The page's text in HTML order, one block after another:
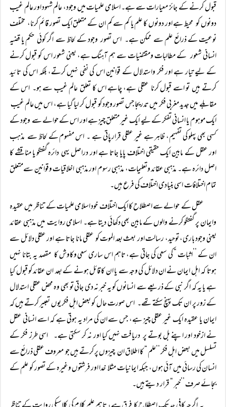
قبول کرنے کے جائز معیارات سے ہے۔ اسلامی علمیات میں وجود، عالم شہود اور عالم غیب
دونوں کو محیط ہے اور دونوں کا علم یا کم سے کم ان کے متعلق ایک تصور قائم کرنا، مختلف
نوعیت کے ذرائع علم سے ممکن ہے۔ اس تصور وجود کے لحاظ سے اگر کوئی حکم یا قضیہ
انسانی شعور کے مطالبات ومقتضیات سے ہم آہنگ ہے، یعنی شعور اس کو قبول کرنے
کے لیے تیار ہے اور فکر واستدلال کے قوانین اس کی نفی نہیں کرتے، بلکہ اس کی تائید
کرتے ہیں تو اسے قبول کرنا عقلی ہے، چاہے اس کا تعلق عالم غیب سے ہو۔ اس کے
مقابلے میں جدید مغربی فکر میں تدریجا جس تصور وجود کو قبول کر لیا گیا ہے، اس میں عالم غیب
ایک موہوم یا انسانی تفکر کے لیے ایک غیر متعلق چیز ہے اور اس کے حوالے سے وجود کے
کسی بھی پہلو کی تفہیم، ظاہر ہے غیر عقلی قرار پاتی ہے ۔ اس مفہوم کے لحاظ سے مذہب
اور عقل کے مابین ایک حقیقی اختلاف پایا جاتا ہے اور دراصل یہی دائرہ گفتگو یا مناقشے کا
اصل دائرہ ہے۔ مذہبی عقائد وتعلیمات، مذہبی رسوم اور مذہبی اخلاقیات وقوانین سےمتعلق
تمام اختلافات اسی بنیادی اختلاف کی فرع ہیں۔
عقل کے حوالے سے اصطلاح کا ایک اختلاف خود اسلامی علمیات کے تناظر میں عقیدہ
وایمان پر گفتگو کرنے والوں کے مابین بھی دکھائی دیتا ہے۔ اسلامی روایت میں مذہبی عقائد
یعنی وجود باری، توحید، رسالت اور بعث بعد الموت کو عقلی مانا جاتا ہے اور عقلی دلائل سے
ان کے ’’اثبات “ کی سعی کی جاتی ہے، تاہم اس ساری سعی وکاوش کا مقصد یہ بتانا نہیں
ہوتا کہ اہل ایمان نے ان دلائل کی وجہ سے یا ان کا قائل ہونے کے بعد ان عقائد کو قبول کیا
ہے یا یہ کہ اگر نبی کے ذریعے سے انسانوں کو یہ خبر نہ دی جاتی تو بھی وہ محض عقلی استدلال
کے زور پر ان تک پہنچ سکتے تھے۔ اس صورت حال کو بعض اہل فکر یوں تعبیر کرتے ہیں کہ
ایمان یا عقیدہ ایک غیر عقلی چیز ہے، جس سے ان کی مراد یہ ہوتی ہے کہ اسے انسانی عقل
نے ازخود اور اپنے بل بوتے پر دریافت نہیں کیا اور نہ کر سکتی ہے۔ اسی طرز فکر کے
تسلسل میں بعض اہل فکر ’’علم “ کا اطلاق ان چیزوں پر کرتے ہیں جو معروف عقلی ذرائع سے
انسان کی رسائی میں آئی ہوں، جبکہ ایمانیات مثلا خدا اور فرشتوں وغیرہ کے تصور کو علم کے
بجائے صرف ’’خبر “ قرار دیتے ہیں۔